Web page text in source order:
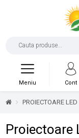
Cont
Meniu
PROIECTOARE LED
Proiectoare